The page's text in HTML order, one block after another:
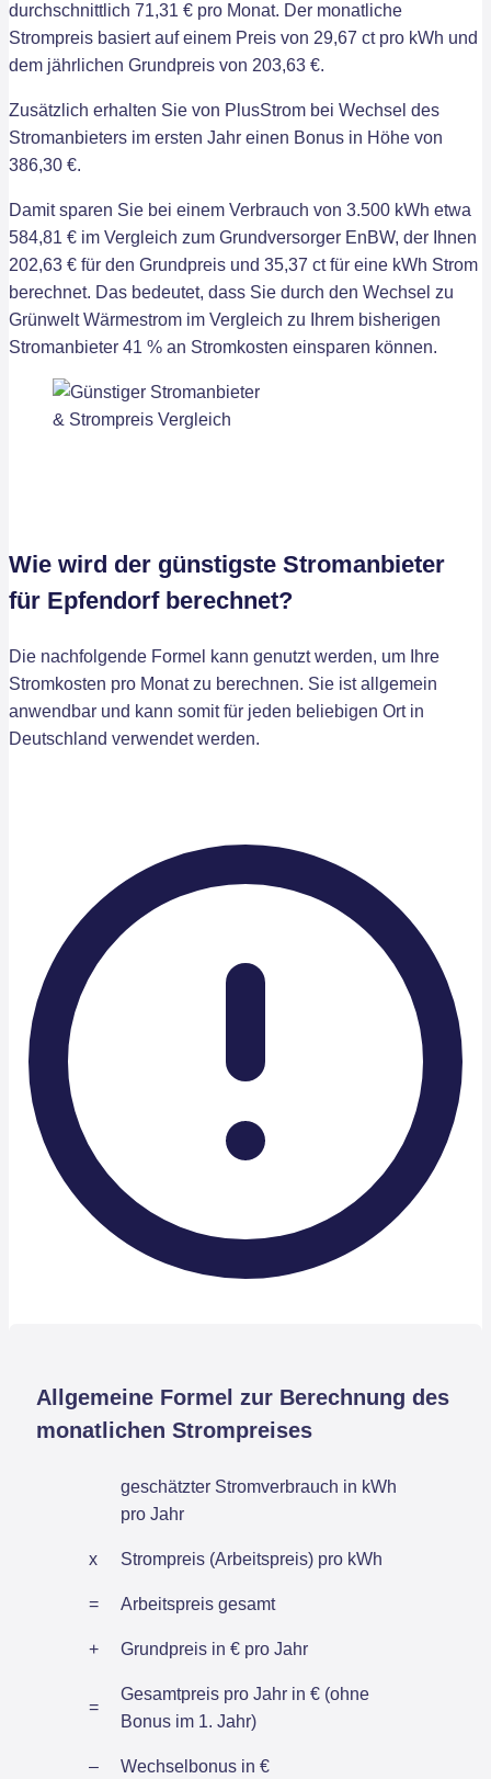
durchschnittlich 71,31 € pro Monat. Der monatliche
Strompreis basiert auf einem Preis von 29,67 ct pro kWh und
dem jährlichen Grundpreis von 203,63 €.
Zusätzlich erhalten Sie von PlusStrom bei Wechsel des
Stromanbieters im ersten Jahr einen Bonus in Höhe von
386,30 €.
Damit sparen Sie bei einem Verbrauch von 3.500 kWh etwa
584,81 € im Vergleich zum Grundversorger EnBW, der Ihnen
202,63 € für den Grundpreis und 35,37 ct für eine kWh Strom
berechnet. Das bedeutet, dass Sie durch den Wechsel zu
Grünwelt Wärmestrom im Vergleich zu Ihrem bisherigen
Stromanbieter 41 % an Stromkosten einsparen können.
Wie wird der günstigste Stromanbieter
für Epfendorf berechnet?
Die nachfolgende Formel kann genutzt werden, um Ihre
Stromkosten pro Monat zu berechnen. Sie ist allgemein
anwendbar und kann somit für jeden beliebigen Ort in
Deutschland verwendet werden.
Allgemeine Formel zur Berechnung des
monatlichen Strompreises
geschätzter Stromverbrauch in kWh
pro Jahr
x Strompreis (Arbeitspreis) pro kWh
= Arbeitspreis gesamt
+ Grundpreis in € pro Jahr
=
Gesamtpreis pro Jahr in € (ohne
Bonus im 1. Jahr)
– Wechselbonus in €